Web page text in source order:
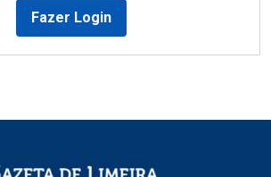
Fazer Login